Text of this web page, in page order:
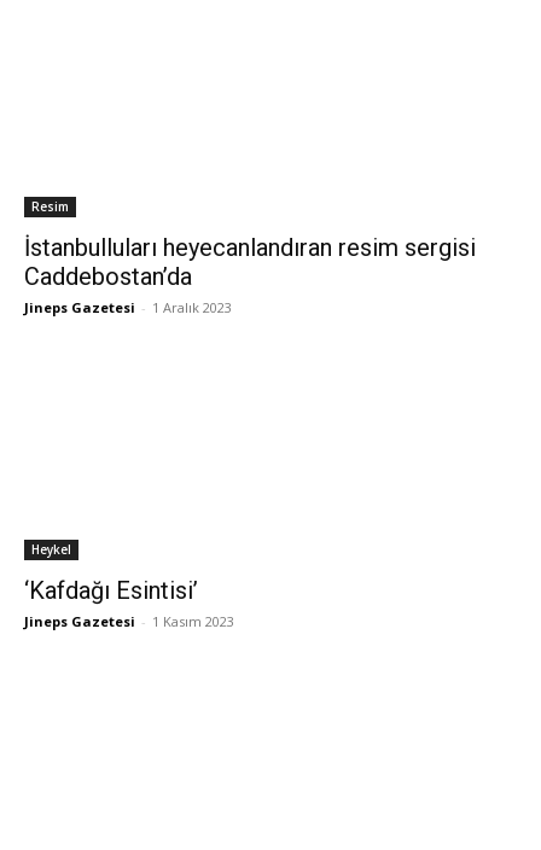
Resim
İstanbulluları heyecanlandıran resim sergisi
Caddebostan’da
Jineps Gazetesi - 1 Aralık 2023
Heykel
‘Kafdağı Esintisi’
Jineps Gazetesi - 1 Kasım 2023